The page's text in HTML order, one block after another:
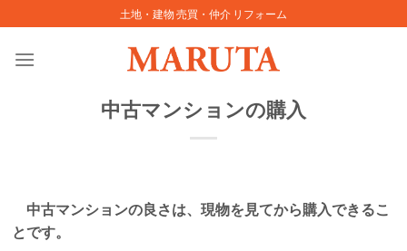
to
content
土地・建物 売買・仲介 リフォーム
中古マンションの購入
中古マンションの良さは、現物を見てから購入できるこ
とです。